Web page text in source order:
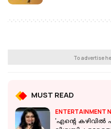
To advertise
MUST READ
ENTERTAINMENT
'എന്റെ കഴിവിൽ